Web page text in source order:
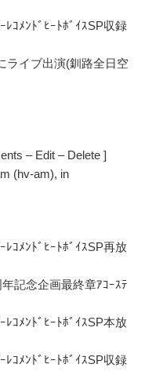
ﾚｺﾒﾝﾄﾞﾋｰﾄﾎﾞｲｽSP収録
ライブ出演(釧路全日空
– Edit – Delete ]
(hv-am), in
ﾚｺﾒﾝﾄﾞﾋｰﾄﾎﾞｲｽSP再放
記念企画最終章ｱｺｰｽﾃ
ﾚｺﾒﾝﾄﾞﾋｰﾄﾎﾞｲｽSP本放
ﾚｺﾒﾝﾄﾞﾋｰﾄﾎﾞｲｽSP収録